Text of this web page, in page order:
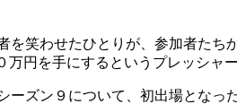
笑わせたひとりが、参加者たち
円を手にするというプレッシャ
ズン９について、初出場となっ